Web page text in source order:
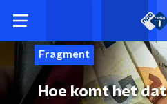
Fragment
Hoe komt het dat